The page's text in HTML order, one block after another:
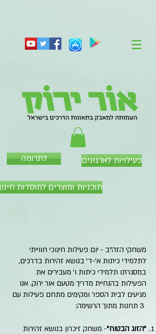
פעילויות לארגונים לתרומה
תוכניות ומוצרים למוסדות
משחקי הזה"ב - יום פעילות חינוכי חווייתי
לתלמידי כיתות א'-ד' בנושא זהירות בדרכים,
במסגרתו תלמידי כיתות ו' מעבירים את
הפעילות בהנחיית מדריך מטעם אור ירוק. אנו
מגיעים לבית הספר ומקימים מתחם פעילות עם
"הזוג הבטוח"- משחק זיכרון בנושא זהירות